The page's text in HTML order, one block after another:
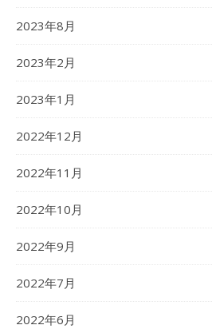
2023年8月
2023年2月
2023年1月
2022年12月
2022年11月
2022年10月
2022年9月
2022年7月
2022年6月